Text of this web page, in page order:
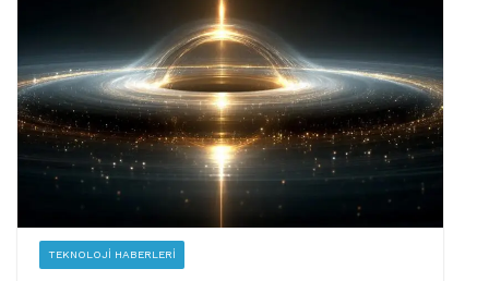
TEKNOLOJI HABERLERI